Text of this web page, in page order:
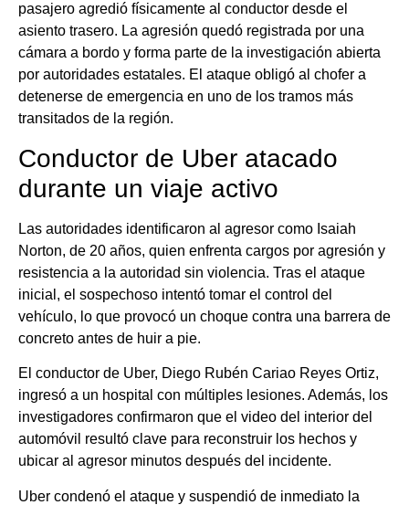
pasajero agredió físicamente al conductor desde el
asiento trasero. La agresión quedó registrada por una
cámara a bordo y forma parte de la investigación abierta
por autoridades estatales. El ataque obligó al chofer a
detenerse de emergencia en uno de los tramos más
transitados de la región.
Conductor de Uber atacado
durante un viaje activo
Las autoridades identificaron al agresor como Isaiah
Norton, de 20 años, quien enfrenta cargos por agresión y
resistencia a la autoridad sin violencia. Tras el ataque
inicial, el sospechoso intentó tomar el control del
vehículo, lo que provocó un choque contra una barrera de
concreto antes de huir a pie.
El conductor de Uber, Diego Rubén Cariao Reyes Ortiz,
ingresó a un hospital con múltiples lesiones. Además, los
investigadores confirmaron que el video del interior del
automóvil resultó clave para reconstruir los hechos y
ubicar al agresor minutos después del incidente.
Uber condenó el ataque y suspendió de inmediato la